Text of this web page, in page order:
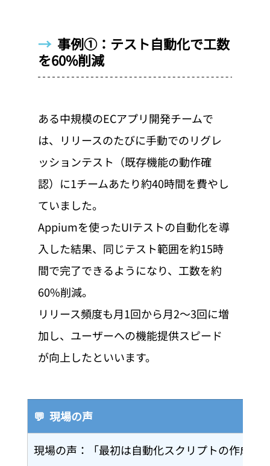
→ 事例①：テスト自動化で工数
を60%削減
ある中規模のECアプリ開発チームで
は、リリースのたびに手動でのリグレ
ッションテスト（既存機能の動作確
認）に1チームあたり約40時間を費やし
ていました。
Appiumを使ったUIテストの自動化を導
入した結果、同じテスト範囲を約15時
間で完了できるようになり、工数を約
60%削減。
リリース頻度も月1回から月2〜3回に増
加し、ユーザーへの機能提供スピード
が向上したといいます。
💬  現場の声
現場の声：「最初は自動化スクリプトの作成に